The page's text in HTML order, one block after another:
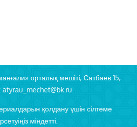
орталық мешіті, Сатбаев 15,
atyrau_mechet@bk.ru
қолдану үшін сілтеме
міндетті.